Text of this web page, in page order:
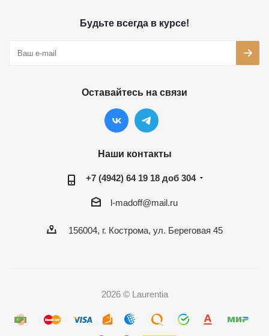
Будьте всегда в курсе!
Оставайтесь на связи
Наши контакты
+7 (4942) 64 19 18 доб 304
l-madoff@mail.ru
156004, г. Кострома, ул. Береговая 45
2026 © Laurentia